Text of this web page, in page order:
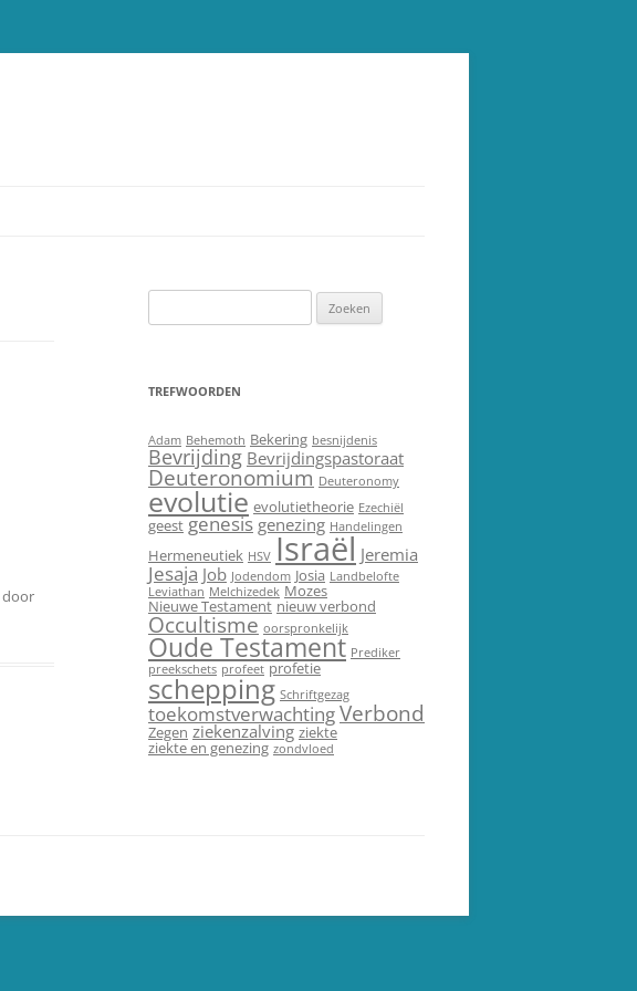
door
naar:
TREFWOORDEN
Adam Behemoth Bekering besnijdenis
Bevrijding Bevrijdingspastoraat
Deuteronomium Deuteronomy
evolutie evolutietheorie Ezechiël
geest genesis genezing Handelingen
Hermeneutiek HSV Israël Jeremia
Jesaja Job Jodendom Josia Landbelofte
Leviathan Melchizedek Mozes
Nieuwe Testament nieuw verbond
Occultisme oorspronkelijk
Oude Testament Prediker
preekschets profeet profetie
schepping Schriftgezag
toekomstverwachtingVerbond
Zegen ziekenzalving ziekte
ziekte en genezing zondvloed